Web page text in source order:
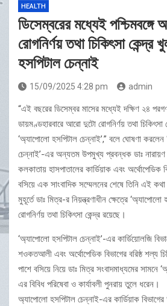
HEALTH
ডিসেম্বরের মধ্যেই
রোগনির্ণয় তথা চিকিৎসা
হসপিটাল চেন্নাই
15/09/2025 4:28 pm admin
“এই বছরের ডিসেম্বর মাসের মধ্যেই দক্ষিণ ২৪
ডায়মণ্ডহারবারে আরো দুটো রোগনির্ণয় তথা চিকিৎসা
‘অ্যাপোলো হসপিটাল চেন্নাই’,” বলে ঘোষণা
চেন্নাই’-এর অন্যতম উপমুখ্য প্রবন্ধক ডাঃ
কলকাতায় হাসপাতালের কার্ডিয়াক এবং অর্থোপেডিক
বসিয়ে এক সাংবাদিক সম্মেলনের শেষে তিনি এই
মুহূর্তে ডাঃ মিত্র-র নিয়ন্ত্রণাধীন ক্ষেত্রে
রোগনির্ণয় তথা চিকিৎসা কেন্দ্র রয়েছে।
‘অ্যাপোলো হসপিটাল চেন্নাই’-এর কার্ডিয়োলজি
শওকতআলী এবং অর্থোপেডিক বিভাগের বরিষ্ঠ শল্য
পাশে বসিয়ে নিয়ে ডাঃ মিত্র সংবাদমাধ্যমের সামনে
এর বিবিধ পরিষেবা ও কার্যাবলী পুনরায় তুলে ধরেন।
অ্যাপোলো হসপিটাল চেন্নাই-এর কার্ডিয়াক